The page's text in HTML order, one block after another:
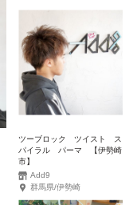
ツーブロック ツイスト ス
パイラル パーマ 【伊勢崎
市】
Add9
群馬県/伊勢崎